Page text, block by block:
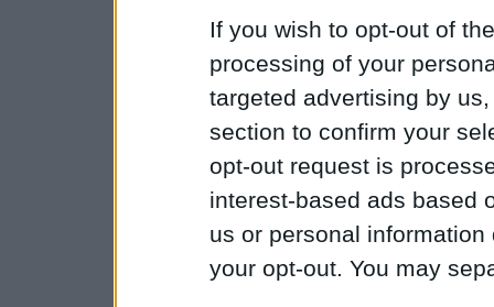
If you wish to opt-out of
processing of your
targeted advertising by
section to confirm your
opt-out request is
interest-based ads based
us or personal
your opt-out. You may